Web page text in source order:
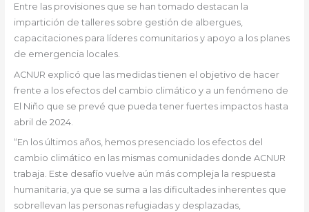
Entre las provisiones que se han tomado destacan la
impartición de talleres sobre gestión de albergues,
capacitaciones para líderes comunitarios y apoyo a los planes
de emergencia locales.
ACNUR explicó que las medidas tienen el objetivo de hacer
frente a los efectos del cambio climático y a un fenómeno de
El Niño que se prevé que pueda tener fuertes impactos hasta
abril de 2024.
“En los últimos años, hemos presenciado los efectos del
cambio climático en las mismas comunidades donde ACNUR
trabaja. Este desafío vuelve aún más compleja la respuesta
humanitaria, ya que se suma a las dificultades inherentes que
sobrellevan las personas refugiadas y desplazadas,